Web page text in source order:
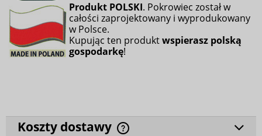
Produkt POLSKI. Pokrowiec został w
całości zaprojektowany i wyprodukowany
w Polsce.
Kupując ten produktwspierasz polską
gospodarkę!
Koszty dostawy